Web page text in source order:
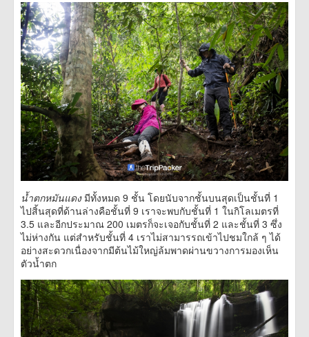
น้ำตกหมันแดง มีทั้งหมด 9 ชั้น โดยนับจากชั้นบนสุดเป็นชั้นที่ 1
ไปสิ้นสุดที่ด้านล่างคือชั้นที่ 9 เราจะพบกับชั้นที่ 1 ในกิโลเมตรที่
3.5 และอีกประมาณ 200 เมตรก็จะเจอกับชั้นที่ 2 และชั้นที่ 3 ซึ่ง
ไม่ห่างกัน แต่สำหรับชั้นที่ 4 เราไม่สามารรถเข้าไปชมใกล้ ๆ ได้
อย่างสะดวกเนื่องจากมีต้นไม้ใหญ่ล้มพาดผ่านขวางการมองเห็น
ตัวน้ำตก